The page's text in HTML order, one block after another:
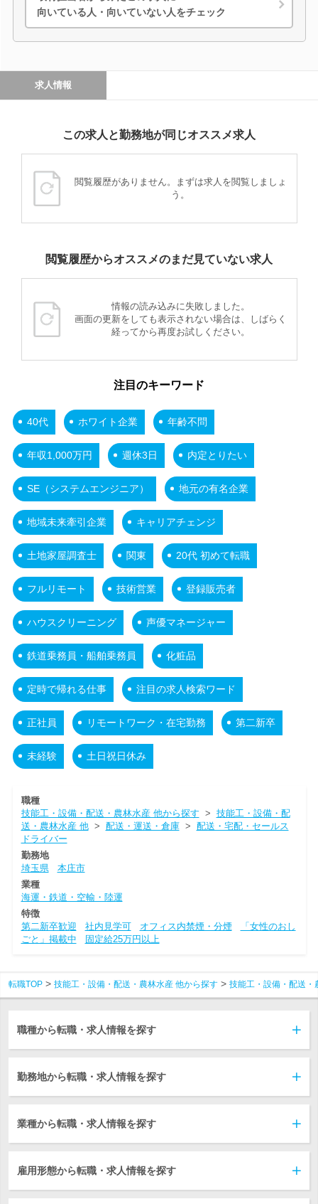
向いている人・向いていない人をチェック
求人情報
この求人と勤務地が同じオススメ求人
閲覧履歴がありません。まずは求人を閲覧しましょ
う。
閲覧履歴からオススメのまだ見ていない求人
情報の読み込みに失敗しました。
画面の更新をしても表示されない場合は、しばらく
経ってから再度お試しください。
注目のキーワード
40代 ホワイト企業 年齢不問
年収1,000万円 週休3日 内定とりたい
SE（システムエンジニア） 地元の有名企業
地域未来牽引企業 キャリアチェンジ
土地家屋調査士 関東 20代 初めて転職
フルリモート 技術営業 登録販売者
ハウスクリーニング 声優マネージャー
鉄道乗務員・船舶乗務員 化粧品
定時で帰れる仕事 注目の求人検索ワード
正社員 リモートワーク・在宅勤務 第二新卒
未経験 土日祝日休み
職種
技能工・設備・配送・農林水産 他から探す > 技能工・設備・配
送・農林水産 他> 配送・運送・倉庫> 配送・宅配・セールス
ドライバー
勤務地
埼玉県
本庄市
業種
海運・鉄道・空輸・陸運
特徴
第二新卒歓迎
社内見学可 オフィス内禁煙・分煙
「女性のおし
ごと」掲載中
固定給25万円以上
転職TOP 技能工・設備・配送・農林水産 他から探す 技能工・設備・配送・
職種から転職・求人情報を探す
勤務地から転職・求人情報を探す
業種から転職・求人情報を探す
雇用形態から転職・求人情報を探す